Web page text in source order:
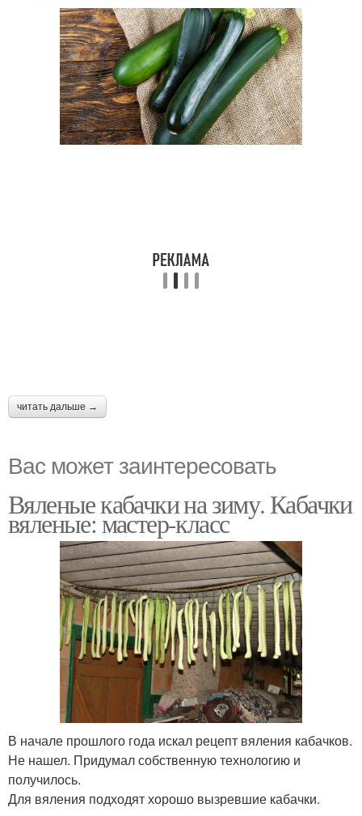
читать дальше →
Вас может заинтересовать
Вяленые кабачки на зиму. Кабачки
вяленые: мастер-класс
В начале прошлого года искал рецепт вяления кабачков.
Не нашел. Придумал собственную технологию и
получилось.
Для вяления подходят хорошо вызревшие кабачки.